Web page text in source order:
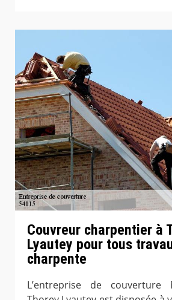
Couvreur charpentier à
Lyautey pour tous
charpente
L’entreprise de